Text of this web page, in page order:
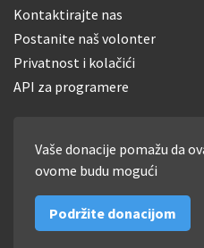
Kontaktirajte nas
Postanite naš volonter
Privatnost i kolačići
API za programere
Vaše donacije pomažu da
ovome budu mogući
Podržite donacijom